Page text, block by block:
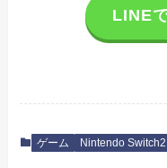
LINE
ゲーム Nintendo Switch2